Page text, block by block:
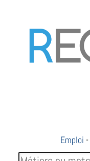
Emploi -